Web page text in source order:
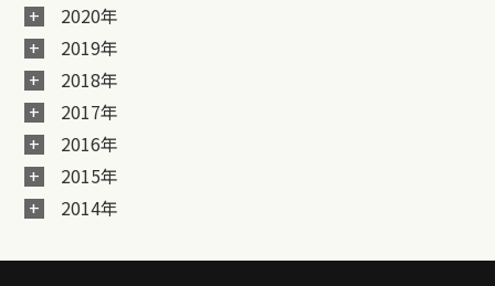
2020年
2019年
2018年
2017年
2016年
2015年
2014年